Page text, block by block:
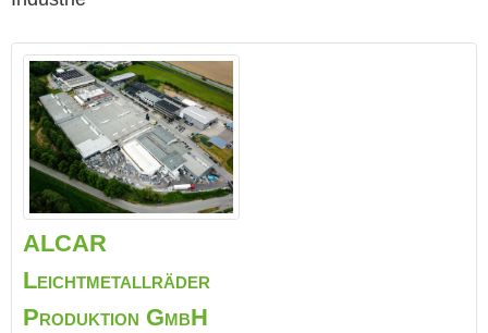
ALCAR
Leichtmetallräder
Produktion GmbH